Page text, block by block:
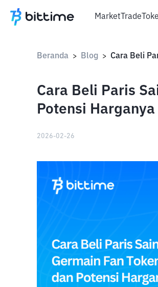
MarketTrade
Beranda > Blog >
Cara Beli Paris
Potensi Harganya
2026-02-26